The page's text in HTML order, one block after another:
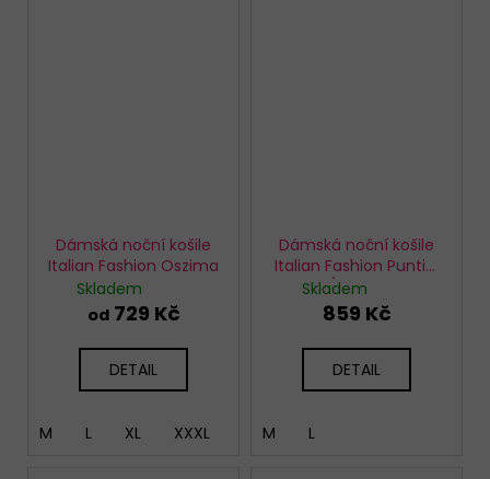
Dámská noční košile
Italian Fashion Oszima
Skladem
od729 Kč
DETAIL
M L XL XXXL 4XL
Dámská noční košile
Italian Fashion Puntini
3/4 černá
Skladem
859 Kč
DETAIL
M L